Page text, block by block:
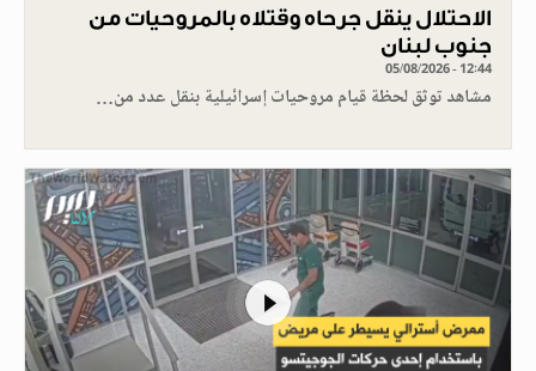
الاحتلال ينقل جرحاه وقتلاه بالمروحيات من
جنوب لبنان
05/08/2026 - 12:44
مشاهد توثق لحظة قيام مروحيات إسرائيلية بنقل عدد من…